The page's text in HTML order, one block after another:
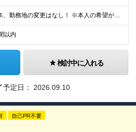
★基本、勤務地の変更はなし！ ※本人の希望がない場合 ★埼玉／千葉から通う社員も多数活躍中！ ◆東京エリア 目黒区駒場4-6-1（東大先端科学技研センター） 港区台場2丁目6-1（グランドニッコー東
以内
検討中に入れる
予定日： 2026.09.10
自己PR不要